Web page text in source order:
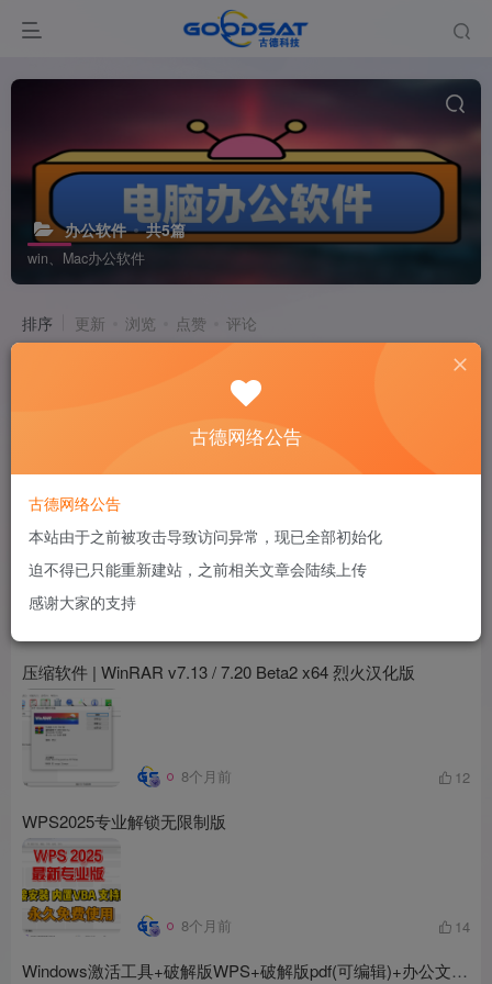
办公软件 共5篇
win、Mac办公软件
排序 更新 浏览 点赞 评论
# 免费第三方音乐
3个月前 13
压缩软件 | WinRAR v7.13 / 7.20 Beta2 x64 烈火汉化版
8个月前 12
WPS2025专业解锁无限制版
8个月前 14
Windows激活工具+破解版WPS+破解版pdf(可编辑)+办公文件转换工具
古德网络公告
古德网络公告
本站由于之前被攻击导致访问异常，现已全部初始化
迫不得已只能重新建站，之前相关文章会陆续上传
感谢大家的支持